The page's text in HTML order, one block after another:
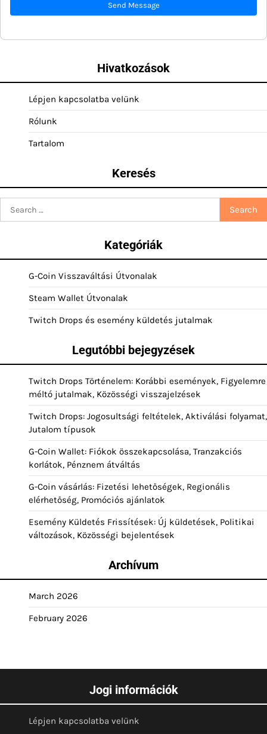
Send Message
Hivatkozások
Lépjen kapcsolatba velünk
Rólunk
Tartalom
Keresés
for:
Kategóriák
G-Coin Visszaváltási Útvonalak
Steam Wallet Útvonalak
Twitch Drops és esemény küldetés jutalmak
Legutóbbi bejegyzések
Twitch Drops Történelem: Korábbi események, Figyelemre
méltó jutalmak, Közösségi visszajelzések
Twitch Drops: Jogosultsági feltételek, Aktiválási folyamat,
Jutalom típusok
G-Coin Wallet: Fiókok összekapcsolása, Tranzakciós
korlátok, Pénznem átváltás
G-Coin vásárlás: Fizetési lehetőségek, Regionális
elérhetőség, Promóciós ajánlatok
Esemény Küldetés Frissítések: Új küldetések, Politikai
változások, Közösségi bejelentések
Archívum
March 2026
February 2026
Jogi információk
Lépjen kapcsolatba velünk